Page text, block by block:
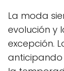
La moda
evolución y
excepción.